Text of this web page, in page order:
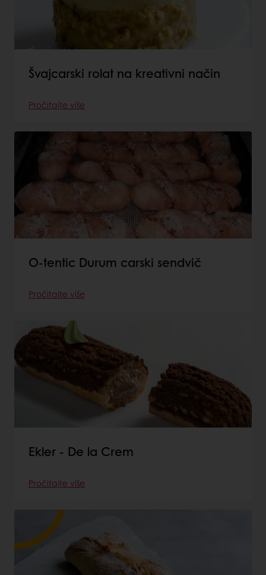
Švajcarski rolat na kreativni način
Pročitajte više
O-tentic Durum carski sendvič
Pročitajte više
Ekler - De la Crem
Pročitajte više